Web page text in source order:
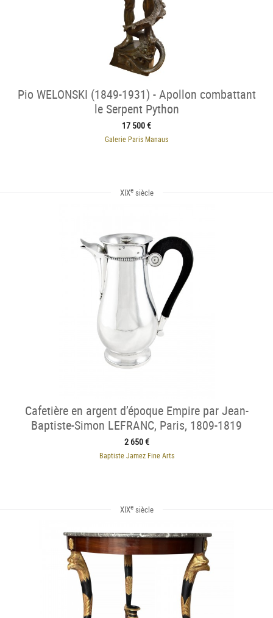
Pio WELONSKI (1849-1931) - Apollon combattant
le Serpent Python
17 500 €
Galerie Paris Manaus
XIXesiècle
Cafetière en argent d’époque Empire par Jean-
Baptiste-Simon LEFRANC, Paris, 1809-1819
2 650 €
Baptiste Jamez Fine Arts
XIXesiècle